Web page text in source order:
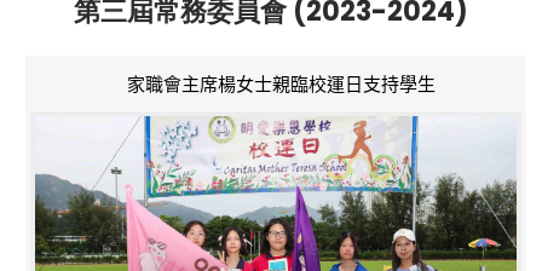
第三屆常務委員會 (2023-2024)
家職會主席楊女士親臨校運日支持學生